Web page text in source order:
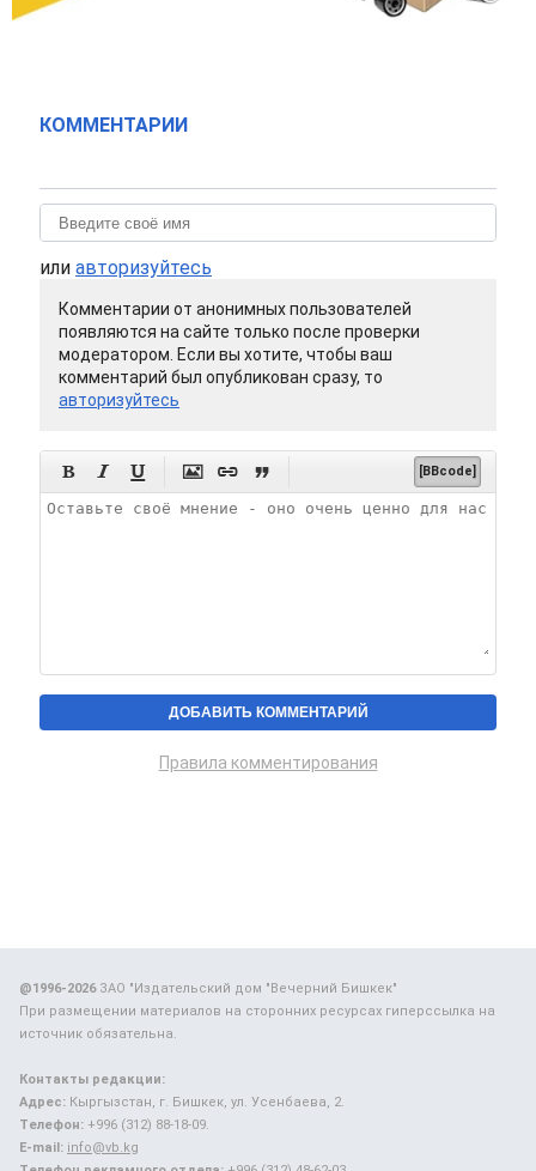
КОММЕНТАРИИ
или авторизуйтесь
Комментарии от анонимных пользователей
появляются на сайте только после проверки
модератором. Если вы хотите, чтобы ваш
комментарий был опубликован сразу, то
авторизуйтесь
      [BBcode]
Правила комментирования
@1996-2026ЗАО "Издательский дом "Вечерний Бишкек"
При размещении материалов на сторонних ресурсах гиперссылка на
источник обязательна.
Контакты редакции:
Адрес: Кыргызстан, г. Бишкек, ул. Усенбаева, 2.
Телефон: +996 (312) 88-18-09.
E-mail: info@vb.kg